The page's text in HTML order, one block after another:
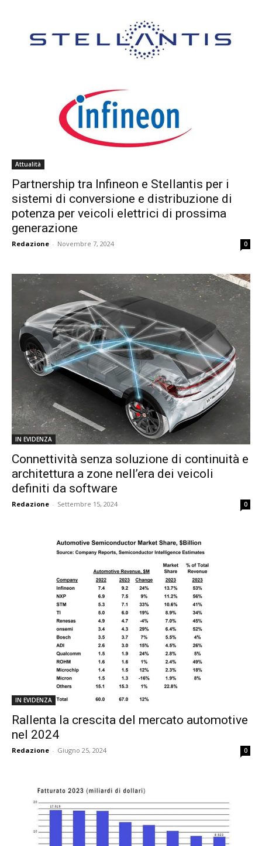
Attualità
Partnership tra Infineon e Stellantis per i
sistemi di conversione e distribuzione di
potenza per veicoli elettrici di prossima
generazione
Redazione - Novembre 7, 2024 0
IN EVIDENZA
Connettività senza soluzione di continuità e
architettura a zone nell’era dei veicoli
definiti da software
Redazione - Settembre 15, 2024 0
IN EVIDENZA
Rallenta la crescita del mercato automotive
nel 2024
Redazione - Giugno 25, 2024 0